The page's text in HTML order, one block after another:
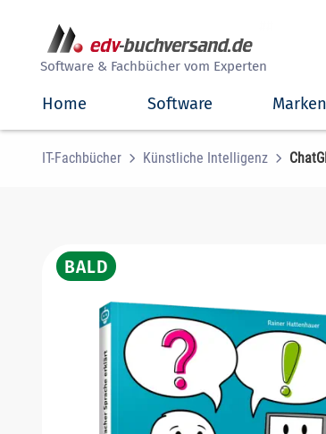
Software & Fachbücher vom Experten
Home Software Marken
IT-Fachbücher Künstliche Intelligenz